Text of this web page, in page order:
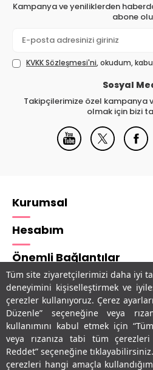
Tüm site ziyaretçilerimizi daha iyi
deneyimini kişiselleştirmek ve
çerezler kullanıyoruz. Çerez
Düzenle” seçeneğine veya
kullanımını kabul etmek için
veya rızanıza tabi tüm
Reddet” seçeneğine
çerezleri hangi amaçla
Kampanya ve yeniliklerden
abone
KVKK Sözleşmesi'ni, okudum,
Sosyal
Takipçilerimize özel kampanya
olmak için bizi
Kurumsal
Hesabım
Önemli Bağlantılar
Adres & İletişim
Uygulamalarımız